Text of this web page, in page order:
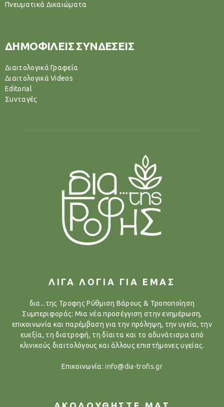
Πνευματικά Δικαιώματα
ΔΗΜΟΦΙΛΕΙΣ ΣΥΝΔΕΣΕΙΣ
Διαιτολογικά Γραφεία
Διαιτολογικά Videos
Editorial
Συνταγές
ΛΙΓΑ ΛΟΓΙΑ ΓΙΑ ΕΜΑΣ
δια...της Τροφης Ρύθμιση Βάρους & Τροποποίηση
Συμπεριφοράς: Μια νέα προσέγγιση στην ενημέρωση,
επικοινωνία και παρέμβαση για την πρόληψη, την υγεία, την
ευεξία, τη διατροφή, τη δίαιτα και το αδυνάτισμα από
κλινικούς διαιτολόγους και άλλους επιστήμονες υγείας.
Επικοινωνία:info@dia-trofis.gr